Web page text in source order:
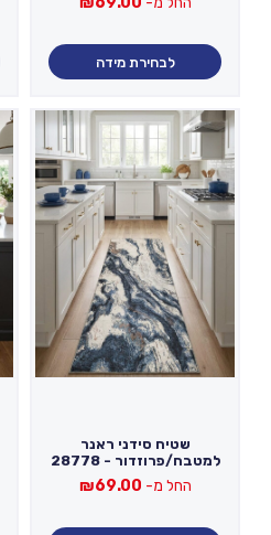
לבחירת מידה
שטיח סידני ראנר
למטבח/פרוזדור - 28778
החל מ- ₪69.00